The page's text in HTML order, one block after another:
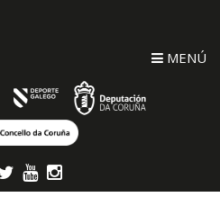
MENÚ